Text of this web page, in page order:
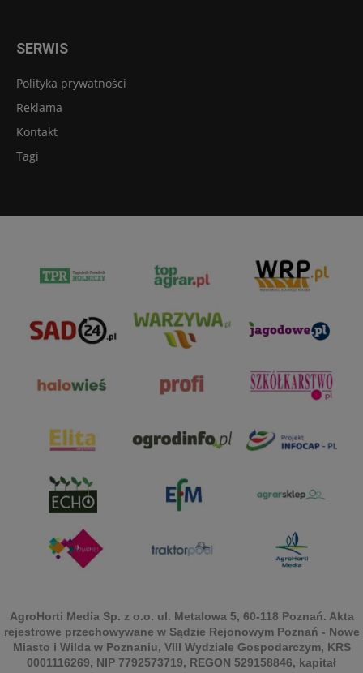
SERWIS
Polityka prywatności
Reklama
Kontakt
Tagi
AgroHorti Media Sp. z o.o. ul. Metalowa 5, 60-118 Poznań. Akta
rejestrowe przechowywane w Sądzie Rejonowym Poznań - Nowe
Miasto i Wilda w Poznaniu, VIII Wydziale Gospodarczym, KRS
0001116269, NIP 7792573719, REGON 529158846, kapitał